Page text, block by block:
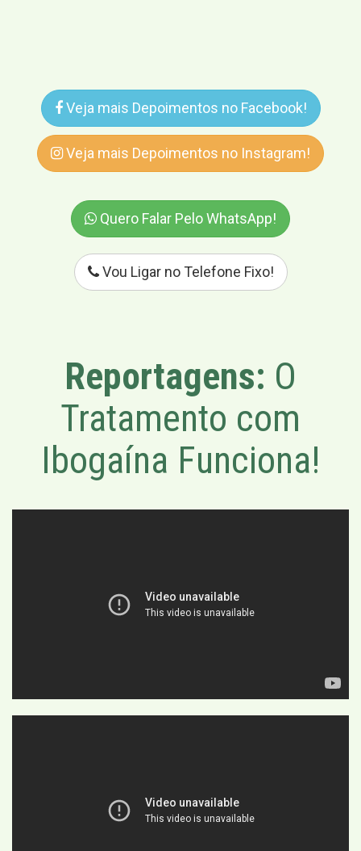
Veja mais Depoimentos no Facebook!
Veja mais Depoimentos no Instagram!
Quero Falar Pelo WhatsApp!
Vou Ligar no Telefone Fixo!
Reportagens: O
Tratamento com
Ibogaína Funciona!